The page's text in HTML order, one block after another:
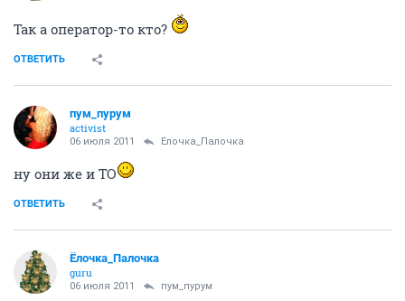
Так а оператор-то кто?
ОТВЕТИТЬ
пум_пурум
activist
06 июля 2011 Ёлочка_Палочка
ну они же и ТО
ОТВЕТИТЬ
Ёлочка_Палочка
guru
06 июля 2011 пум_пурум